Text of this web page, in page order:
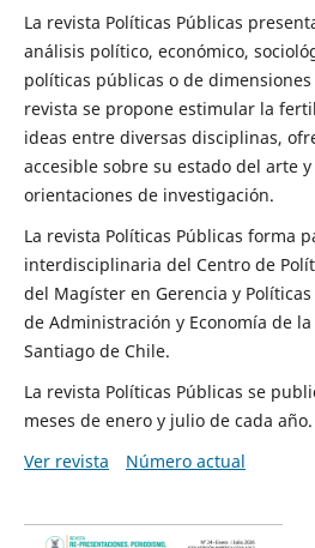
La revista Políticas Públicas
análisis político, económico,
políticas públicas o de
revista se propone estimular la
ideas entre diversas disciplinas,
accesible sobre su estado del arte
orientaciones de investigación.
La revista Políticas Públicas forma
interdisciplinaria del Centro de
del Magíster en Gerencia y
de Administración y Economía de
Santiago de Chile.
La revista Políticas Públicas se
meses de enero y julio de cada año.
Ver revista
Número actual